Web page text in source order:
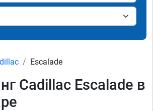
Escalade
Cadillac Escalade в